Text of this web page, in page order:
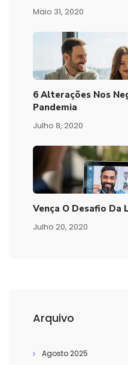
Maio 31, 2020
6 Alterações Nos
Pandemia
Julho 8, 2020
Vença O Desafio Da
Julho 20, 2020
Arquivo
Agosto 2025